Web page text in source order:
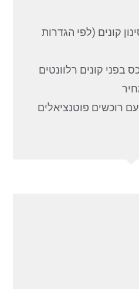
קונים (לפי הגדרות
בפני קונים רלוונטים
רוכשים פוטנציאלים